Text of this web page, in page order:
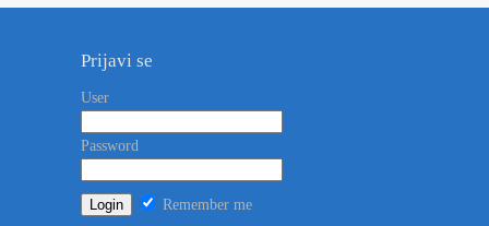
Prijavi se
User
Password
Remember me